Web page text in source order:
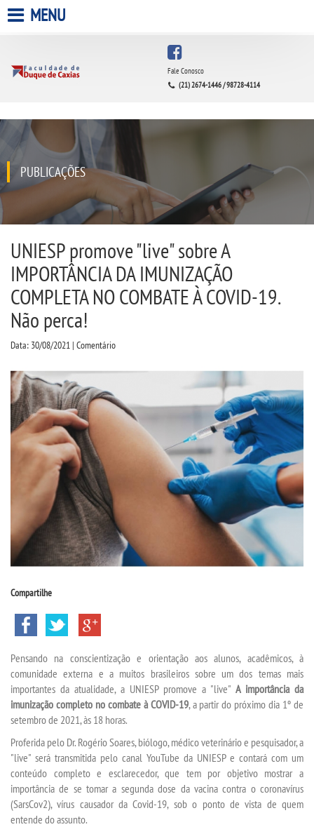
QUEM SOMOS
INFRAESTRUTURA
BIBLIOTECA
CPA
CPSA
FIES
CURSOS
BACHARELADOS
LICENCIATURAS
TECNOLÓGICOS
VESTIBULAR
INSCREVA-SE
TRANSFERÊNCIA
SEGUNDA GRADUAÇÃO
MATRÍCULA
EDITAL
PUBLICAÇÕES
MENU
Fale Conosco
(21) 2674-1446 / 98728-4114
PUBLICAÇÕES
UNIESP promove "live" sobre A
IMPORTÂNCIA DA IMUNIZAÇÃO
COMPLETA NO COMBATE À COVID-19.
Não perca!
Data: 30/08/2021 | Comentário
Compartilhe
Pensando na conscientização e orientação aos alunos, acadêmicos, à
comunidade externa e a muitos brasileiros sobre um dos temas mais
importantes da atualidade, a UNIESP promove a "live" A importância da
imunização completo no combate à COVID-19, a partir do próximo dia 1º de
setembro de 2021, às 18 horas.
Proferida pelo Dr. Rogério Soares, biólogo, médico veterinário e pesquisador, a
"live" será transmitida pelo canal YouTube da UNIESP e contará com um
conteúdo completo e esclarecedor, que tem por objetivo mostrar a
importância de se tomar a segunda dose da vacina contra o coronavírus
(SarsCov2), vírus causador da Covid-19, sob o ponto de vista de quem
entende do assunto.